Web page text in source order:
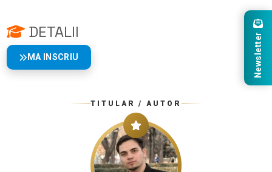
DETALII
MA INSCRIU
TITULAR / AUTOR
Newsletter